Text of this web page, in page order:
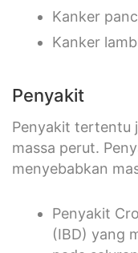
Kanker
Kanker
Penyakit
Penyakit tertentu
massa perut.
menyebabkan
Penyakit
(IBD) yang